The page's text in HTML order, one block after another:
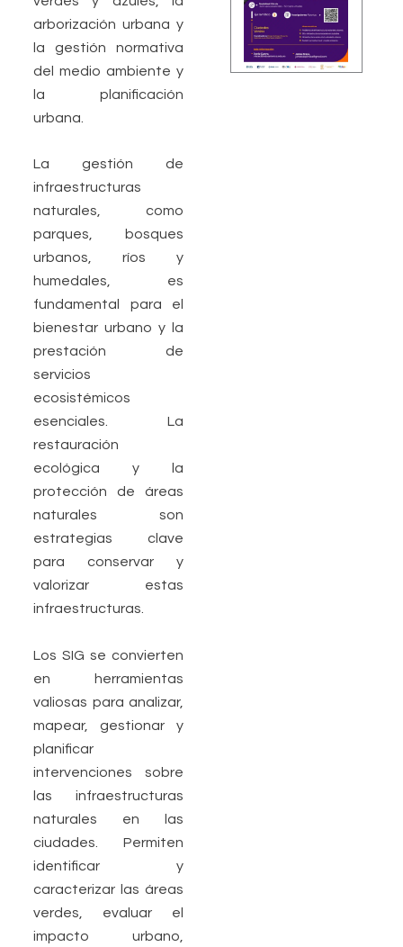
arborización urbana y
la gestión normativa
del medio ambiente y
la planificación
urbana.
La gestión de
infraestructuras
naturales, como
parques, bosques
urbanos, ríos y
humedales, es
fundamental para el
bienestar urbano y la
prestación de
servicios
ecosistémicos
esenciales. La
restauración
ecológica y la
protección de áreas
naturales son
estrategias clave
para conservar y
valorizar estas
infraestructuras.
Los SIG se convierten
en herramientas
valiosas para analizar,
mapear, gestionar y
planificar
intervenciones sobre
las infraestructuras
naturales en las
ciudades. Permiten
identificar y
caracterizar las áreas
verdes, evaluar el
impacto urbano,